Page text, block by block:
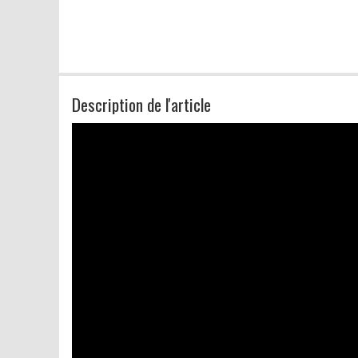
Description de l'article